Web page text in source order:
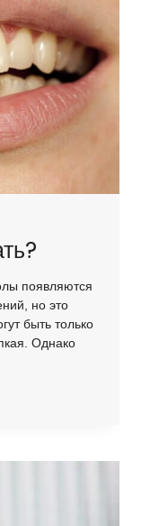
появляются
но это
быть только
Однако